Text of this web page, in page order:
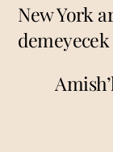
New York
demeyecek